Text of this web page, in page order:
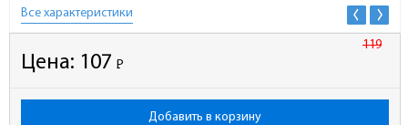
Все характеристики
Цена:
119
107 Р
-
Добавить в корзину